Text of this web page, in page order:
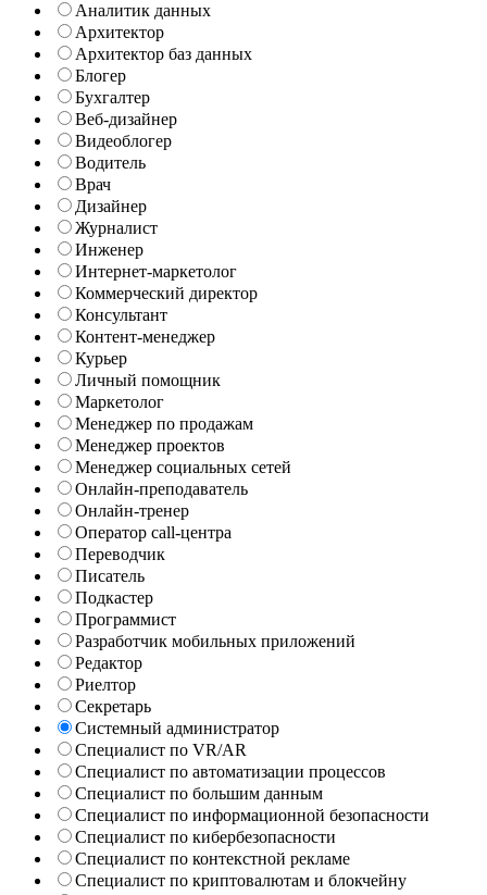
Аналитик данных
Архитектор
Архитектор баз данных
Блогер
Бухгалтер
Веб-дизайнер
Видеоблогер
Водитель
Врач
Дизайнер
Журналист
Инженер
Интернет-маркетолог
Коммерческий директор
Консультант
Контент-менеджер
Курьер
Личный помощник
Маркетолог
Менеджер по продажам
Менеджер проектов
Менеджер социальных сетей
Онлайн-преподаватель
Онлайн-тренер
Оператор call-центра
Переводчик
Писатель
Подкастер
Программист
Разработчик мобильных приложений
Редактор
Риелтор
Секретарь
Системный администратор
Специалист по VR/AR
Специалист по автоматизации процессов
Специалист по большим данным
Специалист по информационной безопасности
Специалист по кибербезопасности
Специалист по контекстной рекламе
Специалист по криптовалютам и блокчейну